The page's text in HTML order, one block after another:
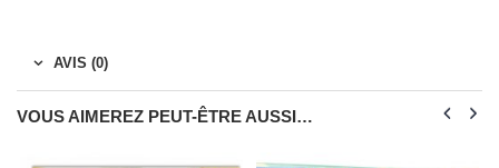
AVIS (0)
VOUS AIMEREZ PEUT-ÊTRE AUSSI…